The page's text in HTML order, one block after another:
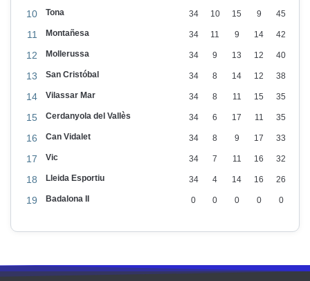
10 Tona 34 10 15 9 45
11 Montañesa 34 11 9 14 42
12 Mollerussa 34 9 13 12 40
13 San Cristóbal 34 8 14 12 38
14 Vilassar Mar 34 8 11 15 35
15 Cerdanyola del Vallès 34 6 17 11 35
16 Can Vidalet 34 8 9 17 33
17 Vic 34 7 11 16 32
18 Lleida Esportiu 34 4 14 16 26
19 Badalona II 0 0 0 0 0